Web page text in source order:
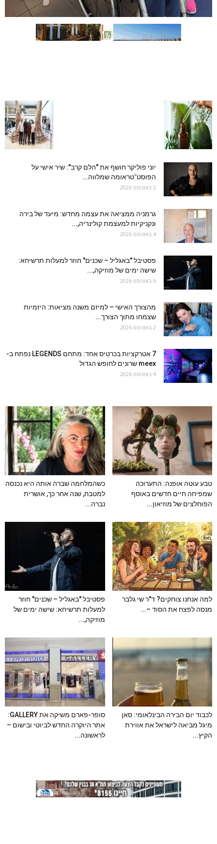
יוני פוליקר חושף את "הלם קרב": שיר אישי על
הפוסט־טראומה שמלווה...
2 באוגוסט 2026
גרמניה ממציאה את עצמה מחדש: מיעד של בירה
ונקניקיות למעצמת קולינריה,...
4 באוגוסט 2026
פסטיבל "באגליל – שכנים" חוזר למעלות תרשיחא:
שישה ימים של מוזיקה,...
6 באוגוסט 2026
מהצורך האישי – למיזם משנה מציאות: היזמיות
שצמחו מתוך הצורך...
2 באוגוסט 2026
7 אטרקציות בכרטיס אחד: מתחם LEGENDS נפתח ב-
meex שרונים לחופש הגדול
4 באוגוסט 2026
טבע עוטה אופנה: התערוכה
שמפיחה חיים חדשים באוסף
הפוחלצים של מוזיאון...
כשהמלחמה שברה אותה היא נכנסה
למטבח, שנה אחר כך, אושרית
נברה...
למה אנחנו צוחקים? ד"ר שי גלבר
מנסה לפצח את הסוד –...
פסטיבל "באגליל – שכנים" חוזר
למעלות תרשיחא: שישה ימים של
מוזיקה,...
לכבוד יום הבירה הבינלאומי: סאן
מיגל מביאה לישראל את אווירת
הקיץ...
סופר-פארם משיקה את GALLERY:
אתר היוקרה החדש לביוטי ובישום –
לראשונה...